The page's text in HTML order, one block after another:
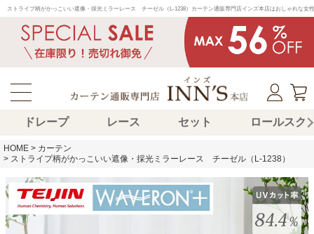
ストライプ柄がかっこいい遮像・採光ミラーレース　チーゼル（L-1238）カーテン通販専門店インズ本店はおしゃれな
ドレープ レース セット ロールスク
HOME
カーテン
ストライプ柄がかっこいい遮像・採光ミラーレース チーゼル（L-1238）